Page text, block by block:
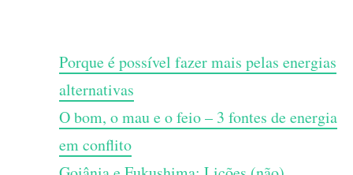
Porque é possível fazer mais pelas energias
alternativas
O bom, o mau e o feio – 3 fontes de energia
em conflito